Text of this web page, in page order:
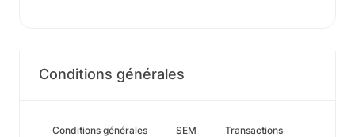
Conditions générales
Conditions générales SEM Transactions